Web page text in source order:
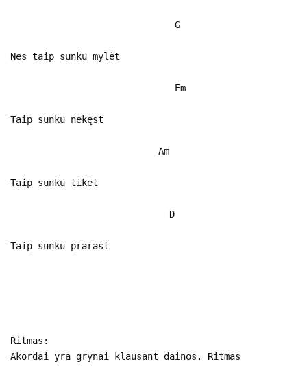
G
Nes taip sunku mylėt
Em
Taip sunku nekęst
Am
Taip sunku tikėt
D
Taip sunku prarast
Ritmas:
Akordai yra grynai klausant dainos. Ritmas